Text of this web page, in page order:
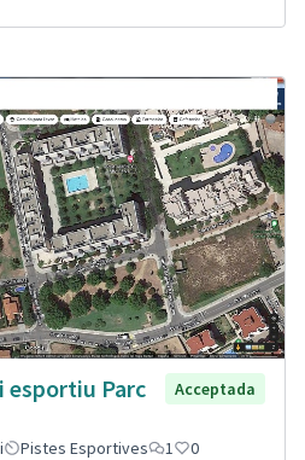
Parc
Acceptada
Pistes Esportives 1 0